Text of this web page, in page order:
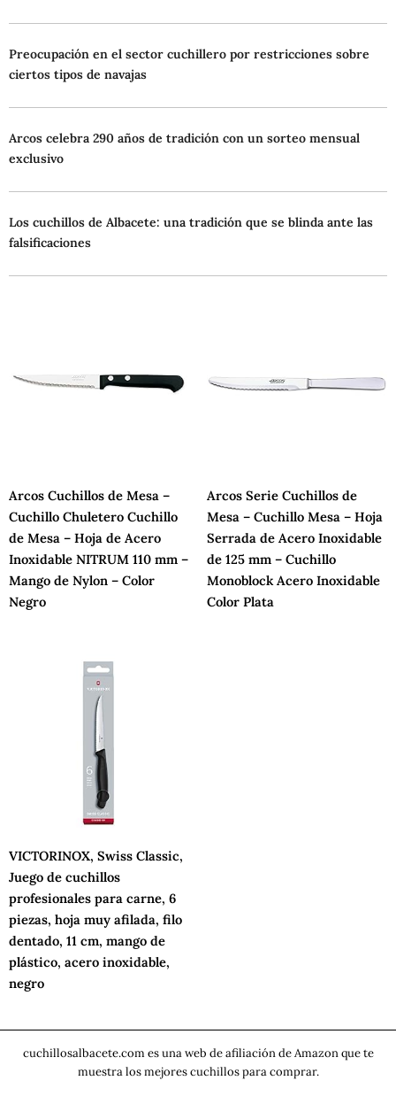
Preocupación en el sector cuchillero por restricciones sobre
ciertos tipos de navajas
Arcos celebra 290 años de tradición con un sorteo mensual
exclusivo
Los cuchillos de Albacete: una tradición que se blinda ante las
falsificaciones
Arcos Cuchillos de Mesa –
Cuchillo Chuletero Cuchillo
de Mesa – Hoja de Acero
Inoxidable NITRUM 110 mm –
Mango de Nylon – Color
Negro
Arcos Serie Cuchillos de
Mesa – Cuchillo Mesa – Hoja
Serrada de Acero Inoxidable
de 125 mm – Cuchillo
Monoblock Acero Inoxidable
Color Plata
VICTORINOX, Swiss Classic,
Juego de cuchillos
profesionales para carne, 6
piezas, hoja muy afilada, filo
dentado, 11 cm, mango de
plástico, acero inoxidable,
negro
cuchillosalbacete.com es una web de afiliación de Amazon que te
muestra los mejores cuchillos para comprar.